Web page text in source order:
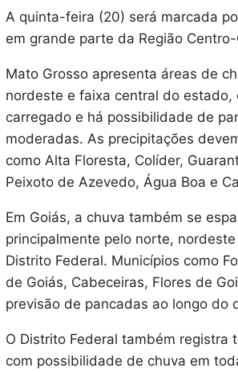
A quinta-feira (20) será marcada
em grande parte da Região
Mato Grosso apresenta áreas de
nordeste e faixa central do estado,
carregado e há possibilidade de
moderadas. As precipitações
como Alta Floresta, Colíder,
Peixoto de Azevedo, Água Boa e
Em Goiás, a chuva também se
principalmente pelo norte,
Distrito Federal. Municípios como
de Goiás, Cabeceiras, Flores de
previsão de pancadas ao longo do
O Distrito Federal também registra
com possibilidade de chuva em